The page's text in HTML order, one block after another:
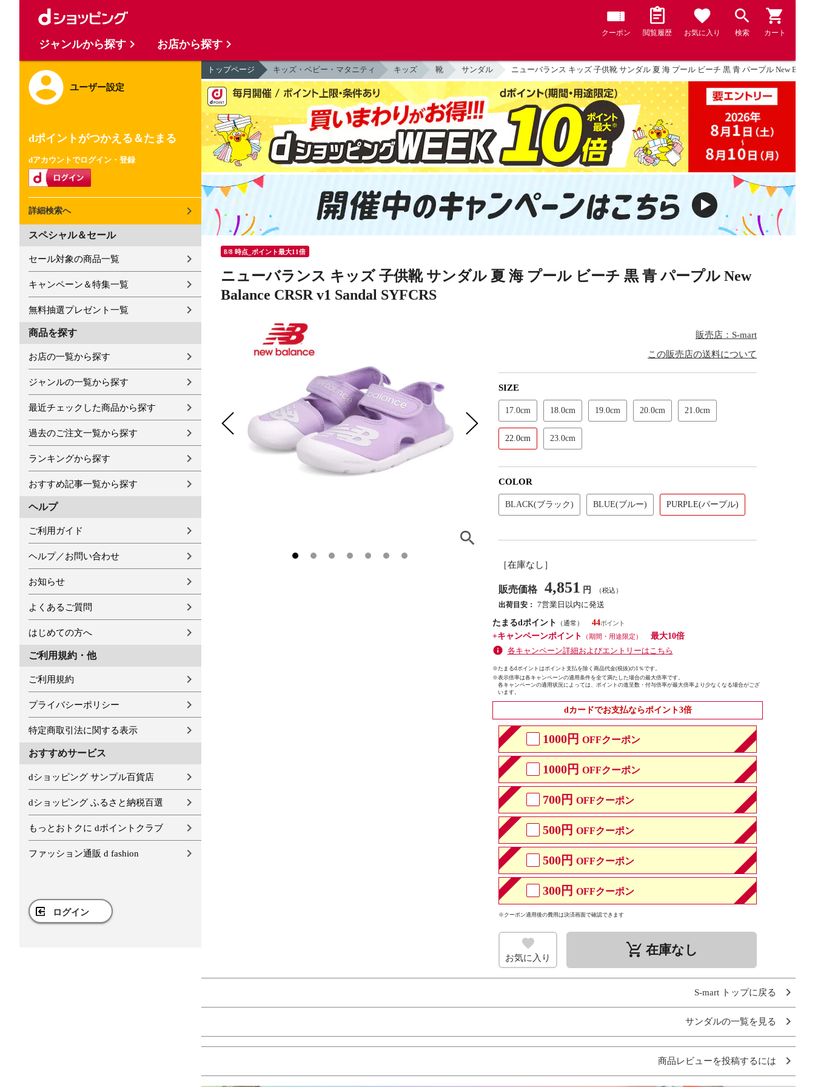
クーポン 閲覧履歴 お気に入り 検索 カート
ユーザー設定
dポイントがつかえる＆たまる
dアカウントでログイン・登録
詳細検索へ
スペシャル＆セール
セール対象の商品一覧
キャンペーン＆特集一覧
無料抽選プレゼント一覧
商品を探す
お店の一覧から探す
ジャンルの一覧から探す
最近チェックした商品から探す
過去のご注文一覧から探す
ランキングから探す
おすすめ記事一覧から探す
ヘルプ
ご利用ガイド
ヘルプ／お問い合わせ
お知らせ
よくあるご質問
はじめての方へ
ご利用規約・他
ご利用規約
プライバシーポリシー
特定商取引法に関する表示
おすすめサービス
dショッピング サンプル百貨店
dショッピング ふるさと納税百選
もっとおトクに dポイントクラブ
ファッション通販 d fashion
ログイン
トップページ キッズ・ベビー・マタニティ キッズ 靴 サンダル ニューバランス キッズ 子供靴 サンダル 夏 海 プール ビーチ 黒 青 パープル New
8/8 時点_ポイント最大11倍
ニューバランス キッズ 子供靴 サンダル 夏 海 プール ビーチ 黒 青 パープル New
Balance CRSR v1 Sandal SYFCRS
販売店：S-mart
この販売店の送料について
SIZE
17.0cm 18.0cm 19.0cm 20.0cm 21.0cm
22.0cm 23.0cm
COLOR
BLACK(ブラック) BLUE(ブルー) PURPLE(パープル)
［在庫なし］
販売価格 4,851 円 （税込）
出荷目安： 7営業日以内に発送
たまるdポイント
（通常）
44
+キャンペーンポイント
（期間・用途限定）
最大10倍
各キャンペーン詳細およびエントリーはこちら
※たまるdポイントはポイント支払を除く商品代金(税抜)の1％です。
※表示倍率は各キャンペーンの適用条件を全て満たした場合の最大倍率です。
各キャンペーンの適用状況によっては、ポイントの進呈数・付与倍率が最大倍率より少なくなる場合がござ
います。
dカードでお支払ならポイント3倍
1000円 OFFクーポン
1000円 OFFクーポン
700円 OFFクーポン
500円 OFFクーポン
500円 OFFクーポン
300円 OFFクーポン
※クーポン適用後の費用は決済画面で確認できます
お気に入り remove_shopping_cart 在庫なし
S-mart トップに戻る
サンダルの一覧を見る
商品レビューを投稿するには
ジャンルから探す お店から探す